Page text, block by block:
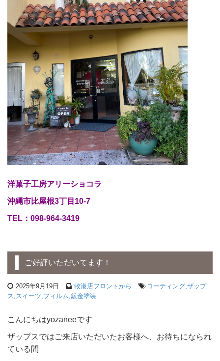
洋菓子工房アリーショコラ
沖縄市比屋根3丁目10-7
TEL：098-964-3419
ご好評いただいてます！
2025年9月19日 牧港店フロントから コーティング,ザップ
ス,スイーツ,フィルム,鈑金塗装
こんにちはyozaneeです
ザップスではご来店いただいたお客様へ、お待ちになられ
ている間